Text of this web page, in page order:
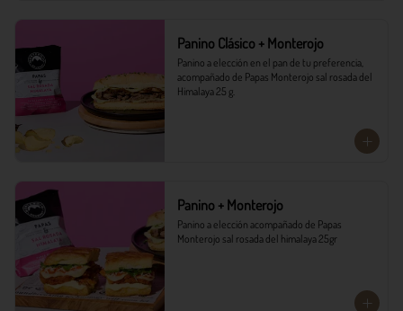
Panino Clásico + Monterojo
Panino a elección en el pan de tu preferencia,
acompañado de Papas Monterojo sal rosada del
Himalaya 25 g.
Panino + Monterojo
Panino a elección acompañado de Papas
Monterojo sal rosada del himalaya 25gr